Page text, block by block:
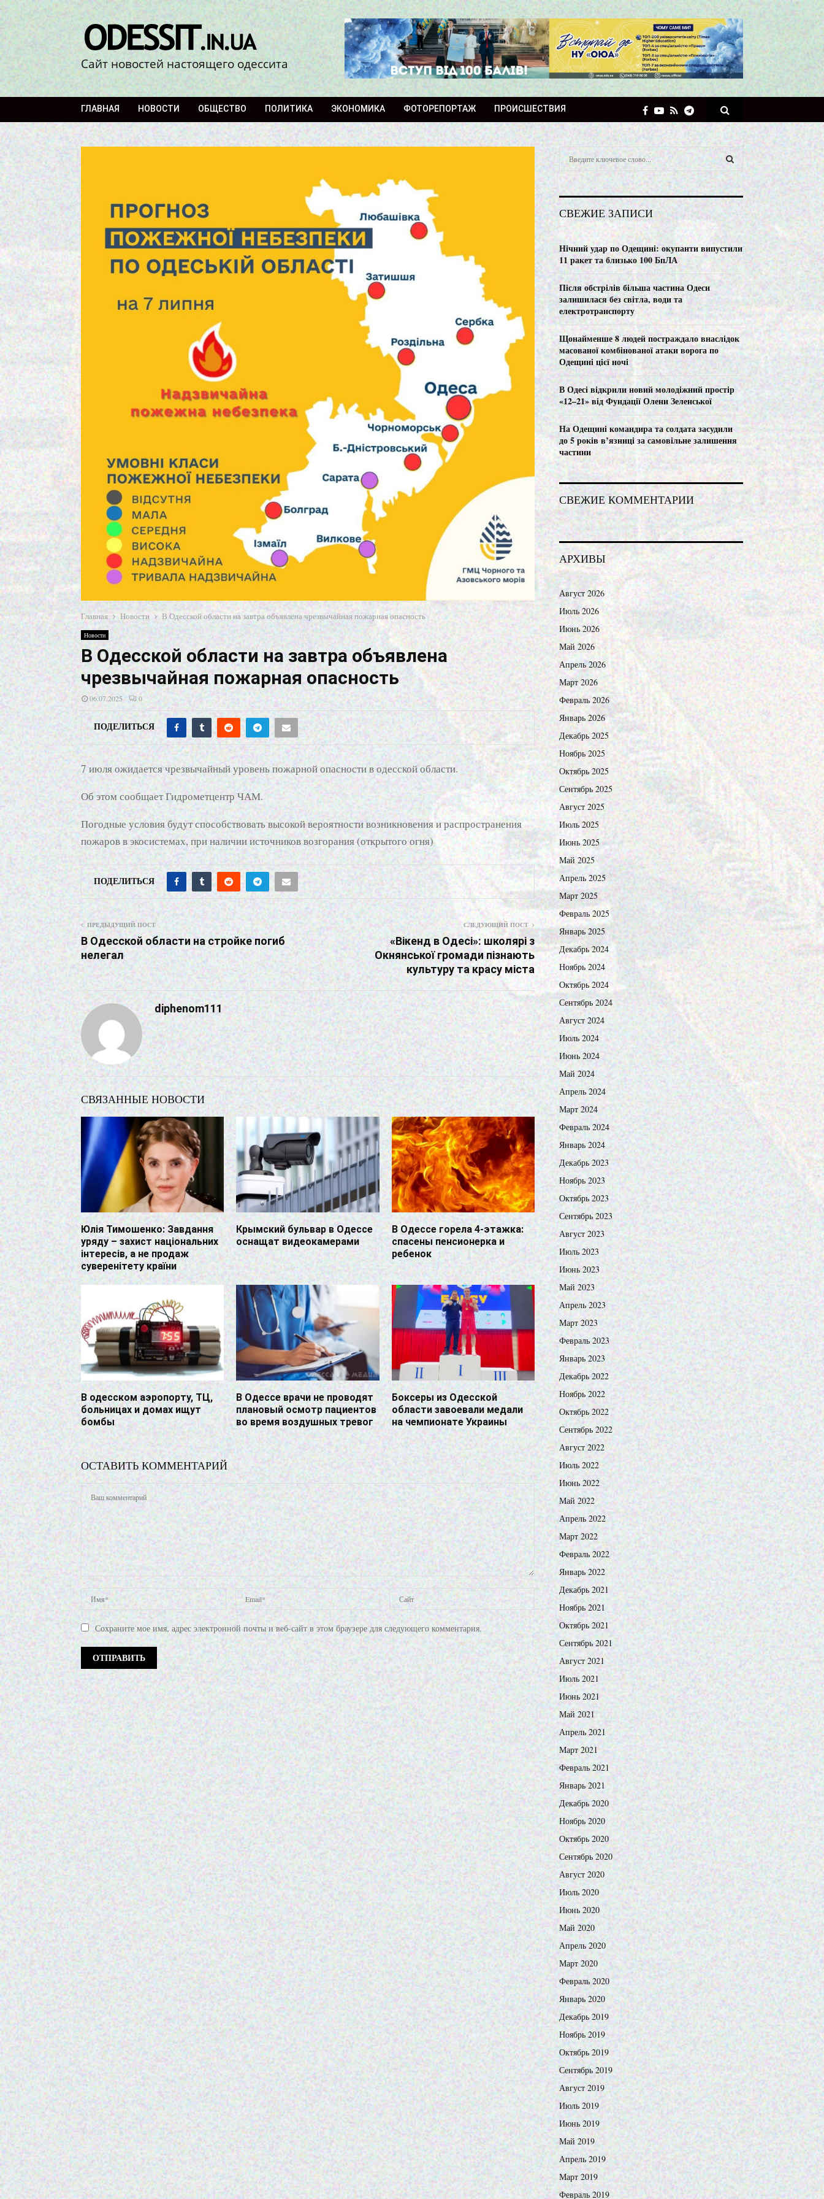
Сайт новостей настоящего одессита
ГЛАВНАЯ НОВОСТИ ОБЩЕСТВО ПОЛИТИКА ЭКОНОМИКА ФОТОРЕПОРТАЖ ПРОИСШЕСТВИЯ
Главная Новости В Одесской области на завтра объявлена чрезвычайная пожарная опасность
Новости
В Одесской области на завтра объявлена
чрезвычайная пожарная опасность
06.07.2025 0
ПОДЕЛИТЬСЯ
7 июля ожидается чрезвычайный уровень пожарной опасности в одесской области.
Об этом сообщает Гидрометцентр ЧАМ.
Погодные условия будут способствовать высокой вероятности возникновения и распространения
пожаров в экосистемах, при наличии источников возгорания (открытого огня)
ПОДЕЛИТЬСЯ
ПРЕДЫДУЩИЙ ПОСТ
В Одесской области на стройке погиб
нелегал
СЛЕДУЮЩИЙ ПОСТ
«Вікенд в Одесі»: школярі з
Окнянської громади пізнають
культуру та красу міста
diphenom111
СВЯЗАННЫЕ НОВОСТИ
Юлія Тимошенко: Завдання
уряду – захист національних
інтересів, а не продаж
суверенітету країни
Крымский бульвар в Одессе
оснащат видеокамерами
В Одессе горела 4-этажка:
спасены пенсионерка и
ребенок
В одесском аэропорту, ТЦ,
больницах и домах ищут
бомбы
В Одессе врачи не проводят
плановый осмотр пациентов
во время воздушных тревог
Боксеры из Одесской
области завоевали медали
на чемпионате Украины
ОСТАВИТЬ КОММЕНТАРИЙ
Сохраните мое имя, адрес электронной почты и веб-сайт в этом браузере для следующего комментария.
S
e
a
r
c
h
f
o
r
:
S
E
A
R
C
H
СВЕЖИЕ ЗАПИСИ
Нічний удар по Одещині: окупанти випустили
11 ракет та близько 100 БпЛА
Після обстрілів більша частина Одеси
залишилася без світла, води та
електротранспорту
Щонайменше 8 людей постраждало внаслідок
масованої комбінованої атаки ворога по
Одещині цієї ночі
В Одесі відкрили новий молодіжний простір
«12–21» від Фундації Олени Зеленської
На Одещині командира та солдата засудили
до 5 років в’язниці за самовільне залишення
частини
СВЕЖИЕ КОММЕНТАРИИ
АРХИВЫ
Август 2026
Июль 2026
Июнь 2026
Май 2026
Апрель 2026
Март 2026
Февраль 2026
Январь 2026
Декабрь 2025
Ноябрь 2025
Октябрь 2025
Сентябрь 2025
Август 2025
Июль 2025
Июнь 2025
Май 2025
Апрель 2025
Март 2025
Февраль 2025
Январь 2025
Декабрь 2024
Ноябрь 2024
Октябрь 2024
Сентябрь 2024
Август 2024
Июль 2024
Июнь 2024
Май 2024
Апрель 2024
Март 2024
Февраль 2024
Январь 2024
Декабрь 2023
Ноябрь 2023
Октябрь 2023
Сентябрь 2023
Август 2023
Июль 2023
Июнь 2023
Май 2023
Апрель 2023
Март 2023
Февраль 2023
Январь 2023
Декабрь 2022
Ноябрь 2022
Октябрь 2022
Сентябрь 2022
Август 2022
Июль 2022
Июнь 2022
Май 2022
Апрель 2022
Март 2022
Февраль 2022
Январь 2022
Декабрь 2021
Ноябрь 2021
Октябрь 2021
Сентябрь 2021
Август 2021
Июль 2021
Июнь 2021
Май 2021
Апрель 2021
Март 2021
Февраль 2021
Январь 2021
Декабрь 2020
Ноябрь 2020
Октябрь 2020
Сентябрь 2020
Август 2020
Июль 2020
Июнь 2020
Май 2020
Апрель 2020
Март 2020
Февраль 2020
Январь 2020
Декабрь 2019
Ноябрь 2019
Октябрь 2019
Сентябрь 2019
Август 2019
Июль 2019
Июнь 2019
Май 2019
Апрель 2019
Март 2019
Февраль 2019